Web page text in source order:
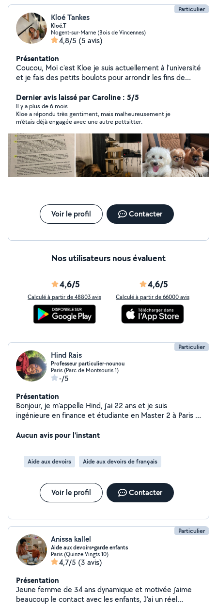
Particulier
Kloé Tankes
Kloé.T
Nogent-sur-Marne (Bois de Vincennes)
4,8/5 (5 avis)
Présentation
Coucou, Moi c'est Kloe je suis actuellement à l'université
et je fais des petits boulots pour arrondir les fins de
Dernier avis laissé par Caroline : 5/5
Il y a plus de 6 mois
Kloe a répondu très gentiment, mais malheureusement je
m’étais déjà engagée avec une autre pettsitter.
Voir le profil Contacter
Nos utilisateurs nous évaluent
4,6/5
Calculé à partir de 48803 avis
4,6/5
Calculé à partir de 66000 avis
Particulier
Hind Rais
Professeur particulier-nounou
Paris (Parc de Montsouris 1)
-/5
Présentation
Bonjour, je m'appelle Hind, j'ai 22 ans et je suis
ingénieure en finance et étudiante en Master 2 à Paris 1
babysitting et comme prof particulier en plusieurs
Mathématiques, Physiques,...) J'adore partager du
temps avec les enfants à travers des jeux, activités
dynamique, je sais créer un cadre sécurisant et
bienveillant. Disponible en semaine et le week-end, je
serais ravie de m'occuper de vos enfants !
Aucun avis pour l'instant
Aide aux devoirs Aide aux devoirs de français
Voir le profil Contacter
Particulier
Anissa kallel
Aide aux devoirs+garde enfants
Paris (Quinze Vingts 10)
4,7/5 (3 avis)
Présentation
Jeune femme de 34 ans dynamique et motivée j'aime
beaucoup le contact avec les enfants, J'ai un réel